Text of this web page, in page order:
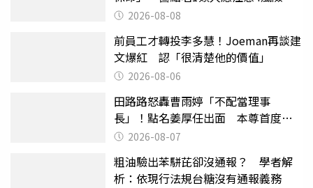
2026-08-08
前員工才轉投李多慧！Joeman再談建
文爆紅 認「很清楚他的價值」
2026-08-06
田路路怒轟曹雨婷「不配當理事
長」！點名姜厚任出面 本尊首度回
應了2026-08-07
粗油驗出苯駢芘卻沒通報？ 學者解
析：依現行法規台糖沒有通報義務